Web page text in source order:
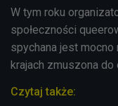
W tym roku
społeczności
spychana jest mocno
krajach zmuszona do
Czytaj także: